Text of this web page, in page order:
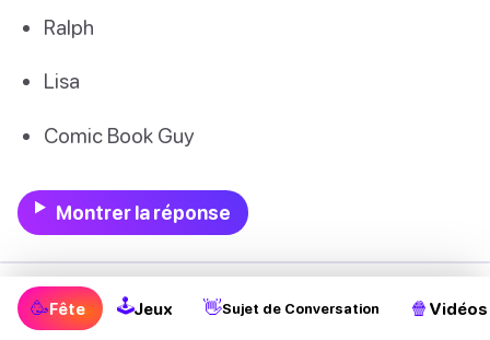
Ralph
Lisa
Comic Book Guy
Montrer la réponse
BONUS : Les faits de Trivia sur
🥳Fête 🕹Jeux 👋Sujet de Conversation 🍿 Vidéos